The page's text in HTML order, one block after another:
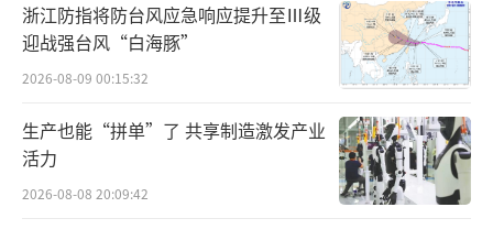
浙江防指将防台风应急响应提升至Ⅲ级
迎战强台风“白海豚”
2026-08-09 00:15:32
生产也能“拼单”了 共享制造激发产业
活力
2026-08-08 20:09:42